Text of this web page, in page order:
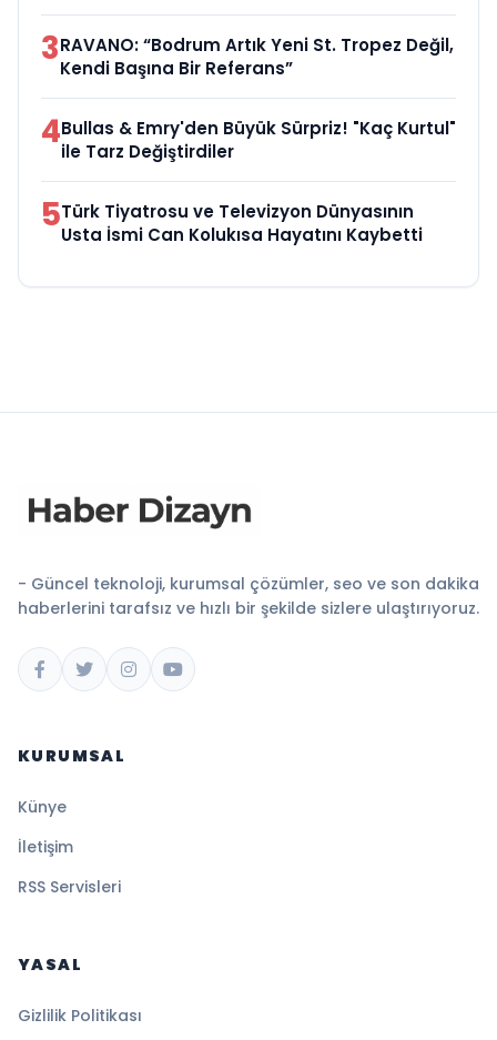
3RAVANO: “Bodrum Artık Yeni St. Tropez Değil,
Kendi Başına Bir Referans”
4Bullas & Emry'den Büyük Sürpriz! "Kaç Kurtul"
ile Tarz Değiştirdiler
5Türk Tiyatrosu ve Televizyon Dünyasının
Usta İsmi Can Kolukısa Hayatını Kaybetti
- Güncel teknoloji, kurumsal çözümler, seo ve son dakika
haberlerini tarafsız ve hızlı bir şekilde sizlere ulaştırıyoruz.
KURUMSAL
Künye
İletişim
RSS Servisleri
YASAL
Gizlilik Politikası